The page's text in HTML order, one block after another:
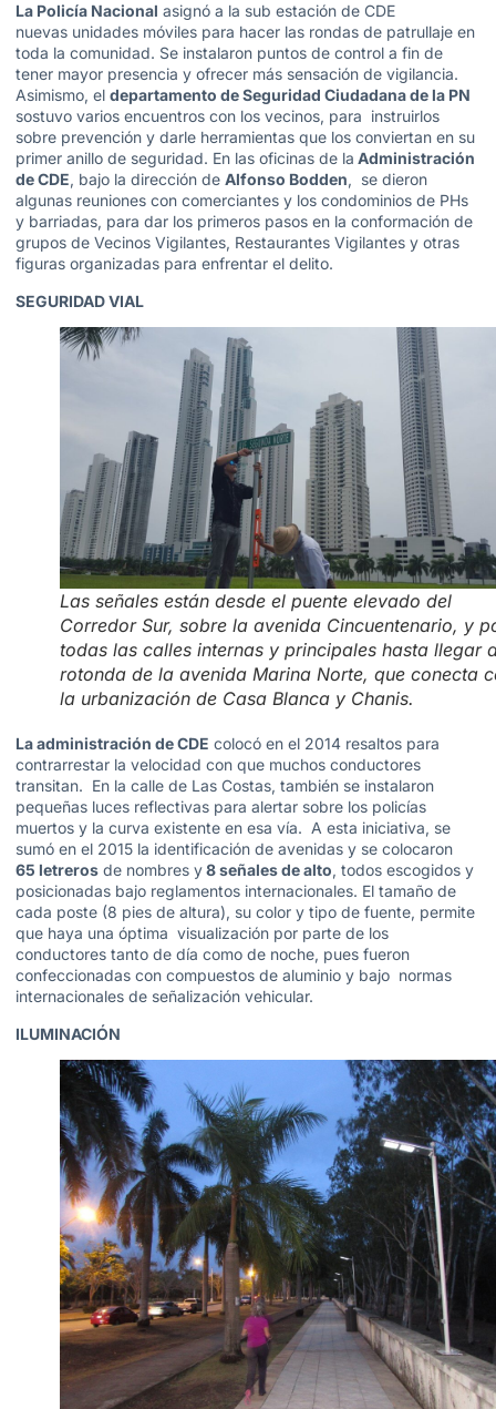
La Policía Nacional asignó a la sub estación de CDE
nuevas unidades móviles para hacer las rondas de patrullaje en
toda la comunidad. Se instalaron puntos de control a fin de
tener mayor presencia y ofrecer más sensación de vigilancia.
Asimismo, el departamento de Seguridad Ciudadana de la PN
sostuvo varios encuentros con los vecinos, para instruirlos
sobre prevención y darle herramientas que los conviertan en su
primer anillo de seguridad. En las oficinas de la Administración
de CDE, bajo la dirección de Alfonso Bodden, se dieron
algunas reuniones con comerciantes y los condominios de PHs
y barriadas, para dar los primeros pasos en la conformación de
grupos de Vecinos Vigilantes, Restaurantes Vigilantes y otras
figuras organizadas para enfrentar el delito.
SEGURIDAD VIAL
Las señales están desde el puente elevado del
Corredor Sur, sobre la avenida Cincuentenario, y
todas las calles internas y principales hasta llegar
rotonda de la avenida Marina Norte, que conecta
la urbanización de Casa Blanca y Chanis.
La administración de CDE colocó en el 2014 resaltos para
contrarrestar la velocidad con que muchos conductores
transitan. En la calle de Las Costas, también se instalaron
pequeñas luces reflectivas para alertar sobre los policías
muertos y la curva existente en esa vía. A esta iniciativa, se
sumó en el 2015 la identificación de avenidas y se colocaron
65 letreros de nombres y8 señales de alto, todos escogidos y
posicionadas bajo reglamentos internacionales. El tamaño de
cada poste (8 pies de altura), su color y tipo de fuente, permite
que haya una óptima visualización por parte de los
conductores tanto de día como de noche, pues fueron
confeccionadas con compuestos de aluminio y bajo normas
internacionales de señalización vehicular.
ILUMINACIÓN